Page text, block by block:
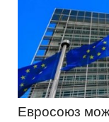
Евросоюз